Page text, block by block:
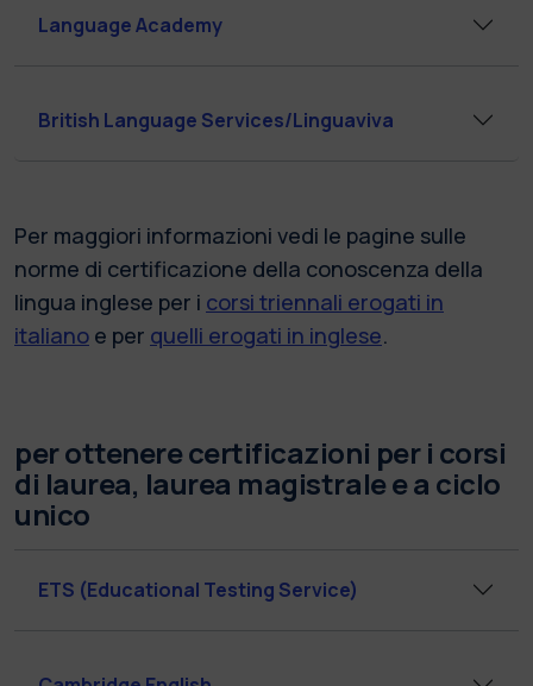
Language Academy
British Language Services/Linguaviva
Per maggiori informazioni vedi le pagine sulle
norme di certificazione della conoscenza della
lingua inglese per i corsi triennali erogati in
italiano e per quelli erogati in inglese.
per ottenere certificazioni per i corsi
di laurea, laurea magistrale e a ciclo
unico
ETS (Educational Testing Service)